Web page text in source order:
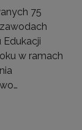
75
w ramach